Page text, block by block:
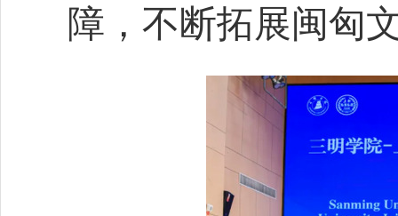
障，不断拓展闽匈